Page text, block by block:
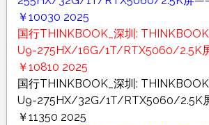
￥10030 2025
国行THINKBOOK_深圳:
U9-275HX/16G/1T/RTX5060/
￥10810 2025
国行THINKBOOK_深圳:
U9-275HX/32G/1T/RTX5060/
￥11350 2025